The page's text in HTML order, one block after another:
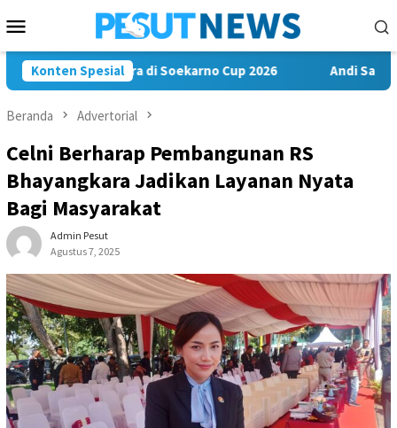
ke
Mobile
Konten Spesial
Misi Juara di Soekarno Cup 2026 Andi Satya
Beranda Advertorial
Celni Berharap Pembangunan RS
Bhayangkara Jadikan Layanan Nyata
Bagi Masyarakat
Admin Pesut
Agustus 7, 2025